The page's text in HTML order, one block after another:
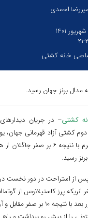
احمدی
خانه کشتی
مدال برنز جهان رسید.
کشتی– در جریان
کشتی آزاد قهرمانی جهان،
وزن ۷۴ کیلوگرم با نتیجه ۶ بر
رسید.
از استراحت در دور نخست در
بر صفر انریکه پرز کاستیلانوس از
کرد. وی در دور بعد با نتیجه ۱۰ بر صفر